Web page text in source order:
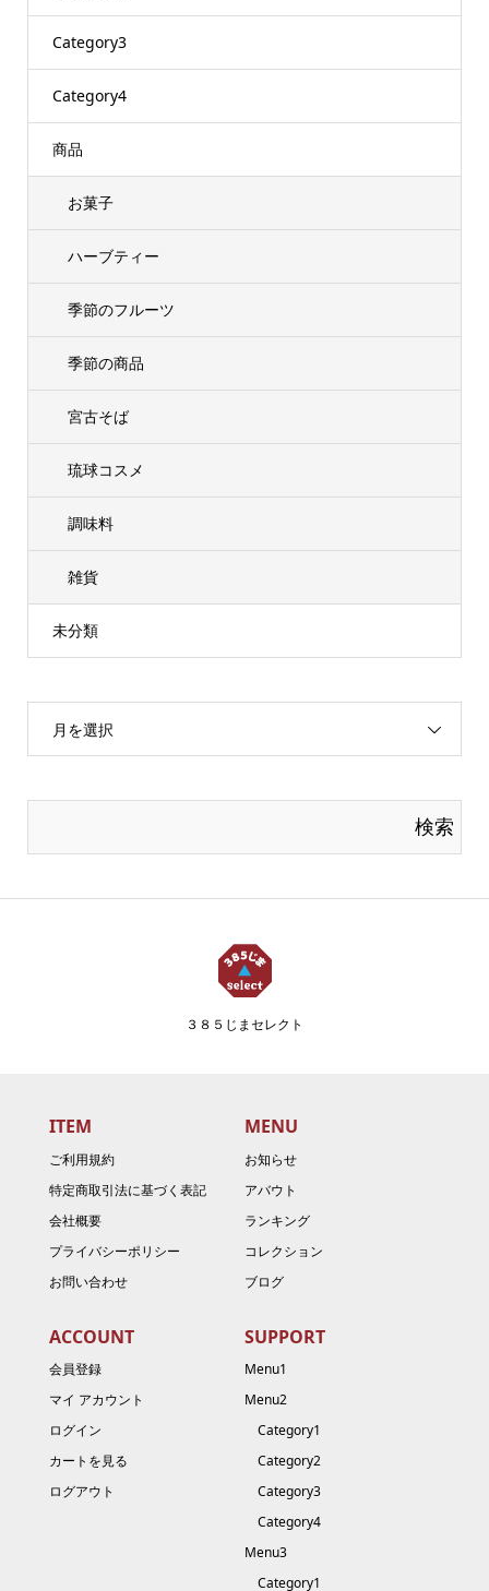
Category3
Category4
商品
お菓子
ハーブティー
季節のフルーツ
季節の商品
宮古そば
琉球コスメ
調味料
雑貨
未分類
月を選択
３８５じまセレクト
ITEM
ご利用規約
特定商取引法に基づく表記
会社概要
プライバシーポリシー
お問い合わせ
MENU
お知らせ
アバウト
ランキング
コレクション
ブログ
ACCOUNT
会員登録
マイ アカウント
ログイン
カートを見る
ログアウト
SUPPORT
Menu1
Menu2
Category1
Category2
Category3
Category4
Menu3
Category1